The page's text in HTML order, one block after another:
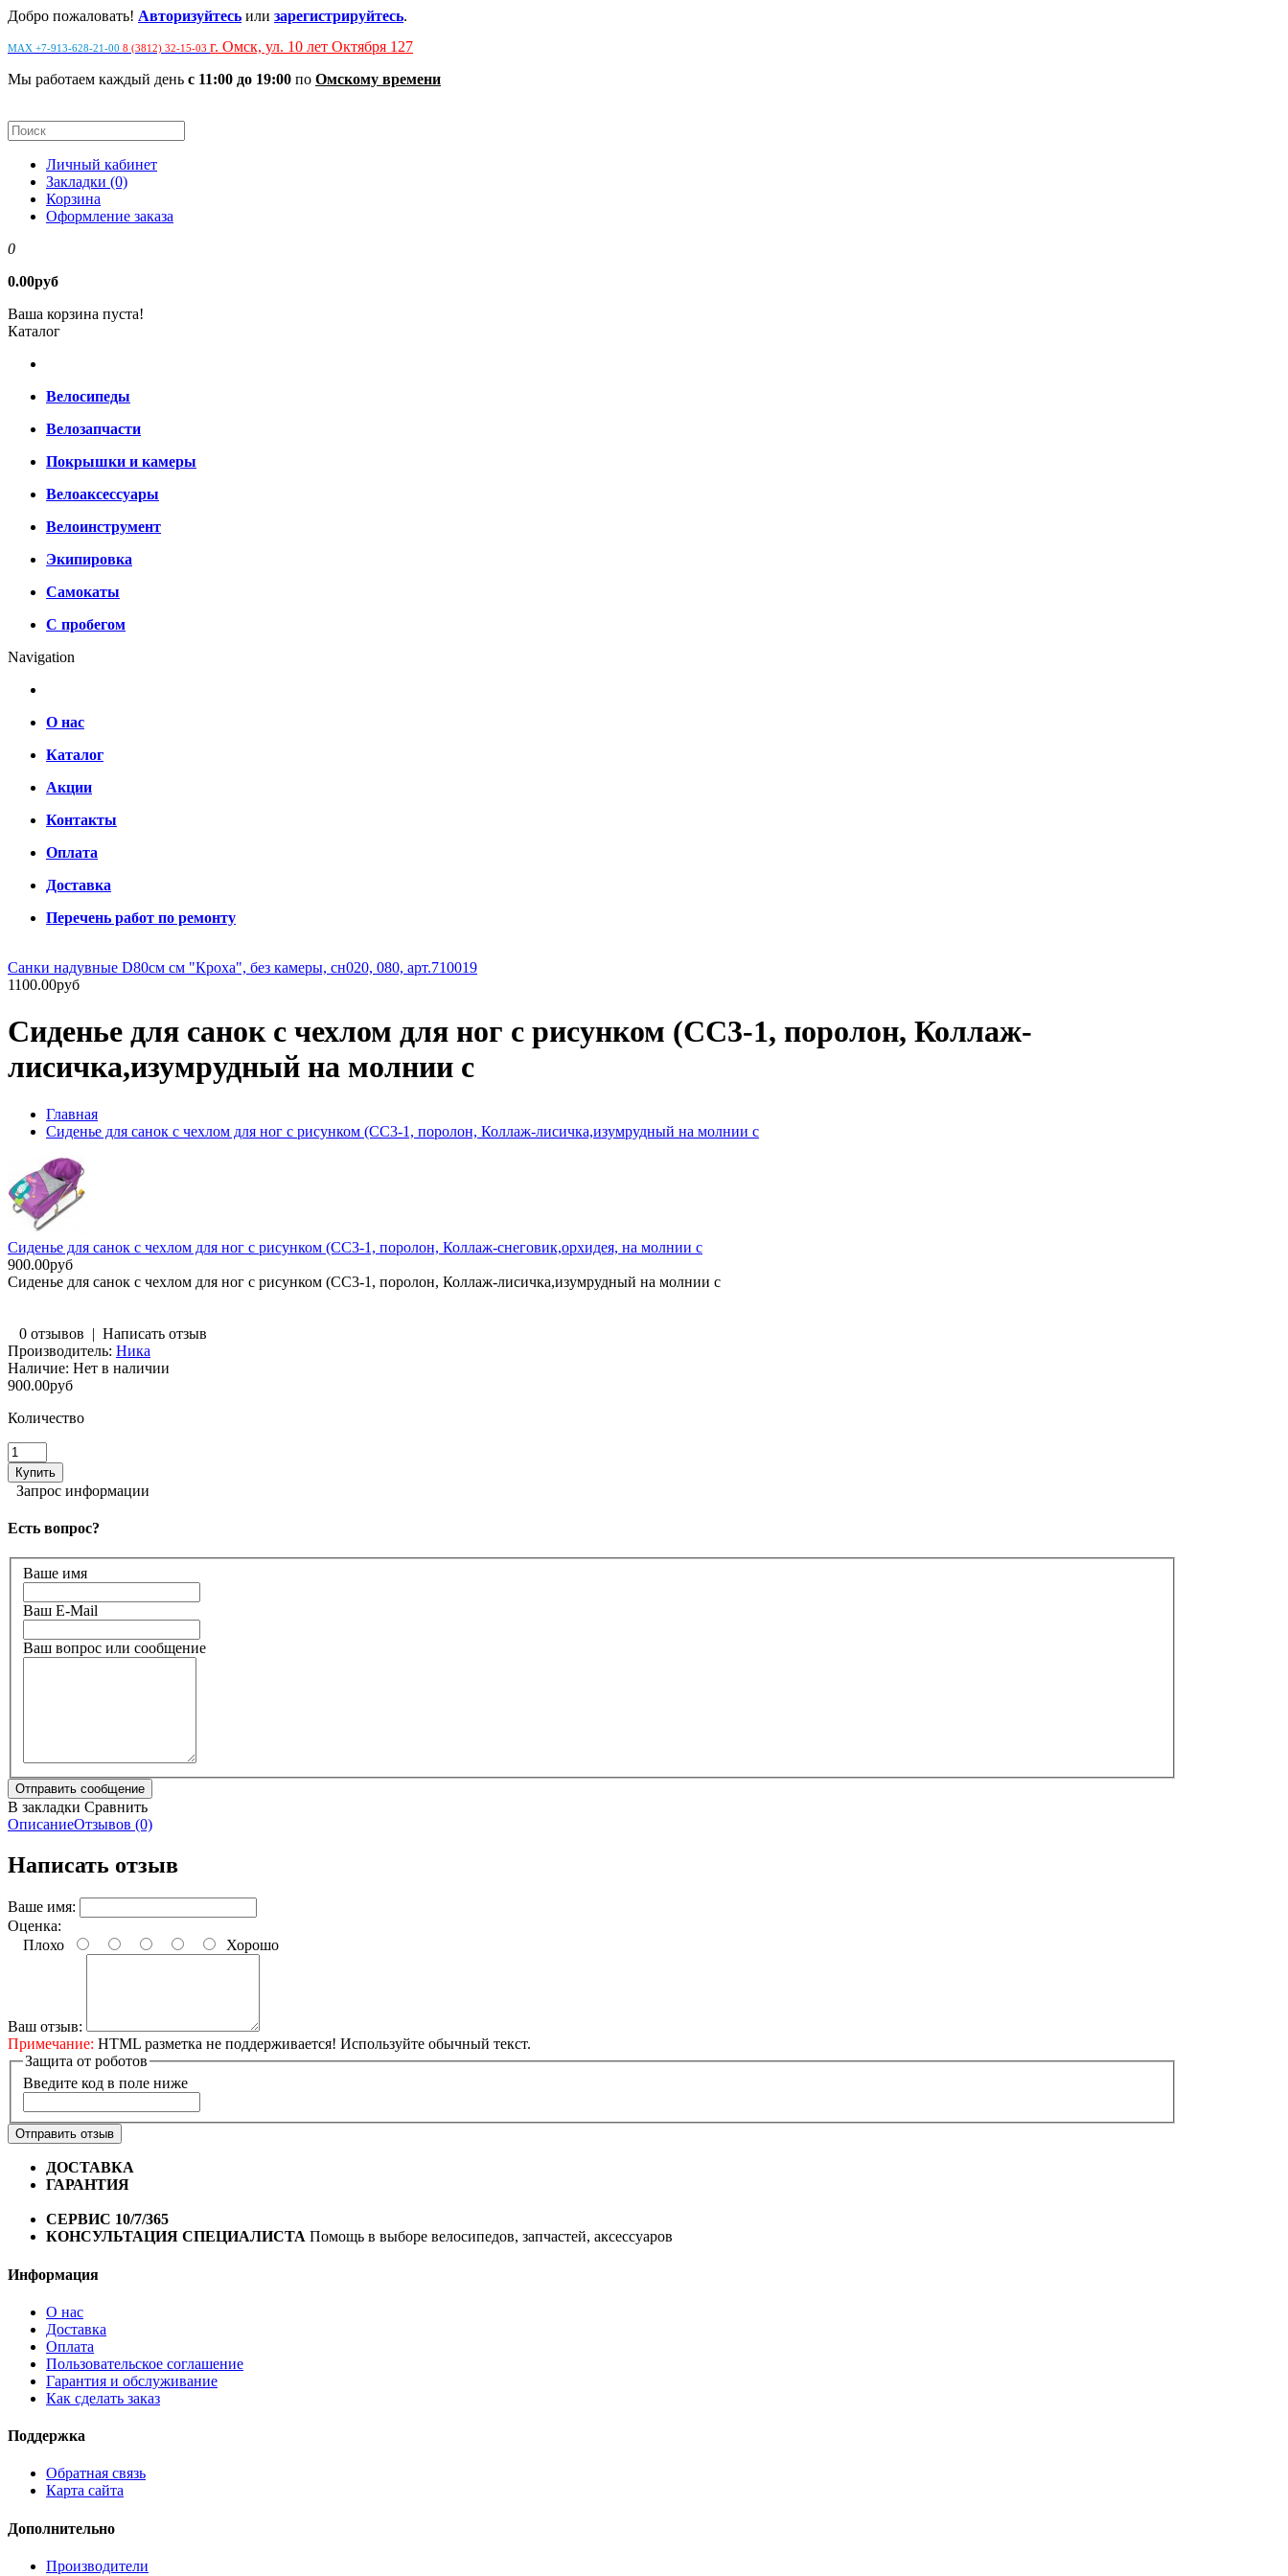
Добро пожаловать! Авторизуйтесь или зарегистрируйтесь.
MAX +7-913-628-21-00 8 (3812) 32-15-03 г. Омск, ул. 10 лет Октября 127
Мы работаем каждый день с 11:00 до 19:00 по Омскому времени
Личный кабинет
Закладки (0)
Корзина
Оформление заказа
0
0.00руб
Ваша корзина пуста!
Каталог
Велосипеды
Велозапчасти
Покрышки и камеры
Велоаксессуары
Велоинструмент
Экипировка
Самокаты
С пробегом
Navigation
О нас
Каталог
Акции
Контакты
Оплата
Доставка
Перечень работ по ремонту
Санки надувные D80см см "Кроха", без камеры, сн020, 080, арт.710019
1100.00руб
Сиденье для санок с чехлом для ног с рисунком (СС3-1, поролон, Коллаж-
лисичка,изумрудный на молнии с
Главная
Сиденье для санок с чехлом для ног с рисунком (СС3-1, поролон, Коллаж-лисичка,изумрудный на молнии с
Сиденье для санок с чехлом для ног с рисунком (СС3-1, поролон, Коллаж-снеговик,орхидея, на молнии с
900.00руб
Сиденье для санок с чехлом для ног с рисунком (СС3-1, поролон, Коллаж-лисичка,изумрудный на молнии с
0 отзывов | Написать отзыв
Производитель: Ника
Наличие: Нет в наличии
900.00руб
Количество
Запрос информации
Есть вопрос?
Ваше имя
Ваш E-Mail
Ваш вопрос или сообщение
В закладки Сравнить
ОписаниеОтзывов (0)
Написать отзыв
Ваше имя:
Оценка:
Плохо
Хорошо
Ваш отзыв:
Примечание: HTML разметка не поддерживается! Используйте обычный текст.
Защита от роботов
Введите код в поле ниже
Отправить отзыв
ДОСТАВКА
ГАРАНТИЯ
СЕРВИС 10/7/365
КОНСУЛЬТАЦИЯ СПЕЦИАЛИСТА Помощь в выборе велосипедов, запчастей, аксессуаров
Информация
О нас
Доставка
Оплата
Пользовательское соглашение
Гарантия и обслуживание
Как сделать заказ
Поддержка
Обратная связь
Карта сайта
Дополнительно
Производители